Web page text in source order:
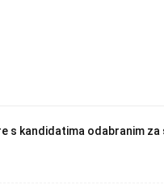
s kandidatima odabranim